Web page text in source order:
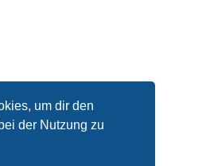
um dir den
der Nutzung zu